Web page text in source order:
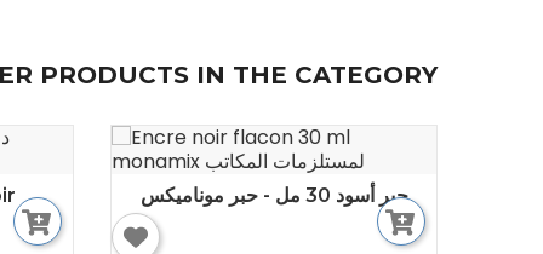
PRODUCTS IN THE CATEGORY
حبر أسود 30 مل - حبر موناميكس